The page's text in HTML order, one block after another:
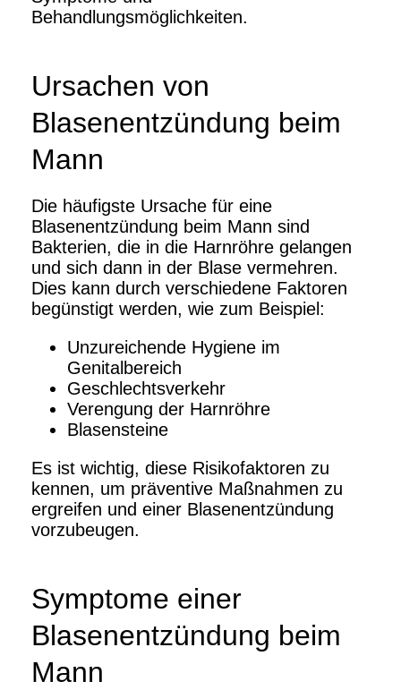
Behandlungsmöglichkeiten.
Ursachen von
Blasenentzündung beim
Mann
Die häufigste Ursache für eine
Blasenentzündung beim Mann sind
Bakterien, die in die Harnröhre gelangen
und sich dann in der Blase vermehren.
Dies kann durch verschiedene Faktoren
begünstigt werden, wie zum Beispiel:
Unzureichende Hygiene im
Genitalbereich
Geschlechtsverkehr
Verengung der Harnröhre
Blasensteine
Es ist wichtig, diese Risikofaktoren zu
kennen, um präventive Maßnahmen zu
ergreifen und einer Blasenentzündung
vorzubeugen.
Symptome einer
Blasenentzündung beim
Mann